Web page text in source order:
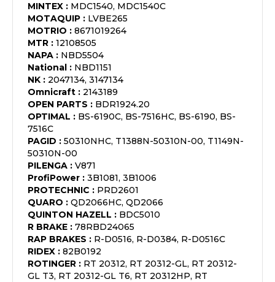
MINTEX : MDC1540, MDC1540C
MOTAQUIP : LVBE265
MOTRIO : 8671019264
MTR : 12108505
NAPA : NBD5504
National : NBD1151
NK : 2047134, 3147134
Omnicraft : 2143189
OPEN PARTS : BDR1924.20
OPTIMAL : BS-6190C, BS-7516HC, BS-6190, BS-
7516C
PAGID : 50310NHC, T1388N-50310N-00, T1149N-
50310N-00
PILENGA : V871
ProfiPower : 3B1081, 3B1006
PROTECHNIC : PRD2601
QUARO : QD2066HC, QD2066
QUINTON HAZELL : BDC5010
R BRAKE : 78RBD24065
RAP BRAKES : R-D0516, R-D0384, R-D0516C
RIDEX : 82B0192
ROTINGER : RT 20312, RT 20312-GL, RT 20312-
GL T3, RT 20312-GL T6, RT 20312HP, RT